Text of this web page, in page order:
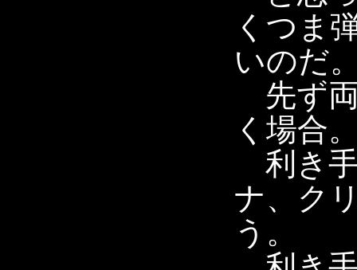
くつま
いのだ
先ず
く場合
利き
ナ、ク
う。